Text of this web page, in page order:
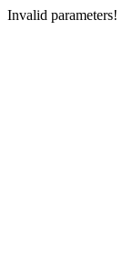
Invalid parameters!